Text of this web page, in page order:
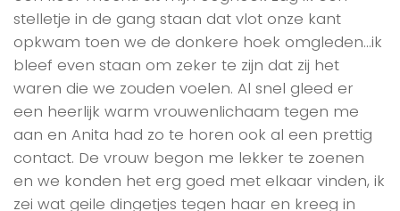
stelletje in de gang staan dat vlot onze kant
opkwam toen we de donkere hoek omgleden…ik
bleef even staan om zeker te zijn dat zij het
waren die we zouden voelen. Al snel gleed er
een heerlijk warm vrouwenlichaam tegen me
aan en Anita had zo te horen ook al een prettig
contact. De vrouw begon me lekker te zoenen
en we konden het erg goed met elkaar vinden, ik
zei wat geile dingetjes tegen haar en kreeg in